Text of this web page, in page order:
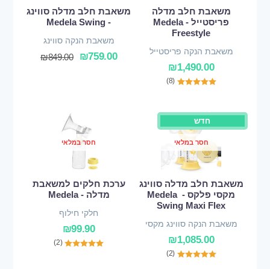
משאבת חלב מדלה
פריסטייל - Medela
Freestyle
משאבת הנקה פריסטייל
₪1,490.00
(8)
משאבת חלב מדלה סווינג
- Medela Swing
משאבת הנקה סווינג
₪759.00
₪849.00
חדש
חסר במלאי
משאבת חלב מדלה סווינג
מקסי פלקס - Medela
Swing Maxi Flex
משאבת הנקה סווינג מקסי
פלקס ₪1,085.00
(2)
חסר במלאי
ערכת חלקים למשאבת
מדלה - Medela
חלקי חילוף
₪99.90
(2)